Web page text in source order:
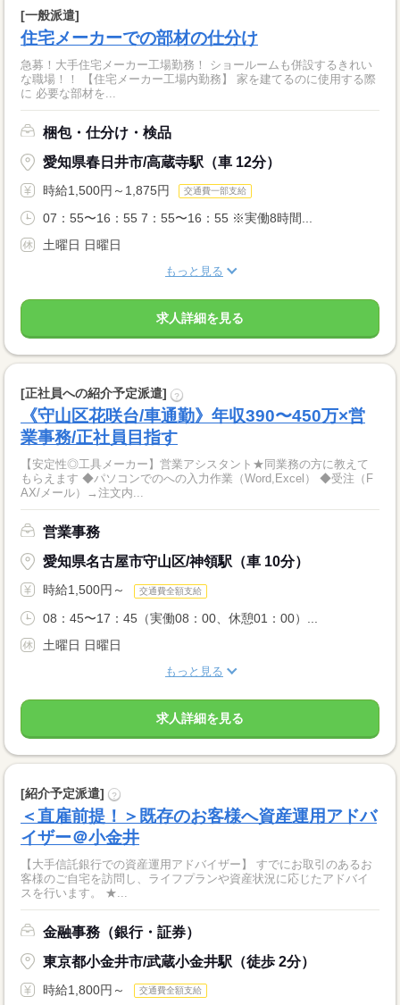
[一般派遣]
住宅メーカーでの部材の仕分け
急募！大手住宅メーカー工場勤務！ ショールームも併設するきれい
な職場！！ 【住宅メーカー工場内勤務】 家を建てるのに使用する際
に 必要な部材を...
梱包・仕分け・検品
愛知県春日井市/高蔵寺駅（車 12分）
時給1,500円～1,875円 交通費一部支給
07：55〜16：55 7：55〜16：55 ※実働8時間...
土曜日 日曜日
もっと見る
求人詳細を見る
[正社員への紹介予定派遣] ?
《守山区花咲台/車通勤》年収390〜450万×営
業事務/正社員目指す
【安定性◎工具メーカー】営業アシスタント★同業務の方に教えて
もらえます ◆パソコンでのへの入力作業（Word,Excel） ◆受注（F
AX/メール）→注文内...
営業事務
愛知県名古屋市守山区/神領駅（車 10分）
時給1,500円～ 交通費全額支給
08：45〜17：45（実働08：00、休憩01：00）...
土曜日 日曜日
もっと見る
求人詳細を見る
[紹介予定派遣] ?
＜直雇前提！＞既存のお客様へ資産運用アドバ
イザー＠小金井
【大手信託銀行での資産運用アドバイザー】 すでにお取引のあるお
客様のご自宅を訪問し、ライフプランや資産状況に応じたアドバイ
スを行います。 ★...
金融事務（銀行・証券）
東京都小金井市/武蔵小金井駅（徒歩 2分）
時給1,800円～ 交通費全額支給